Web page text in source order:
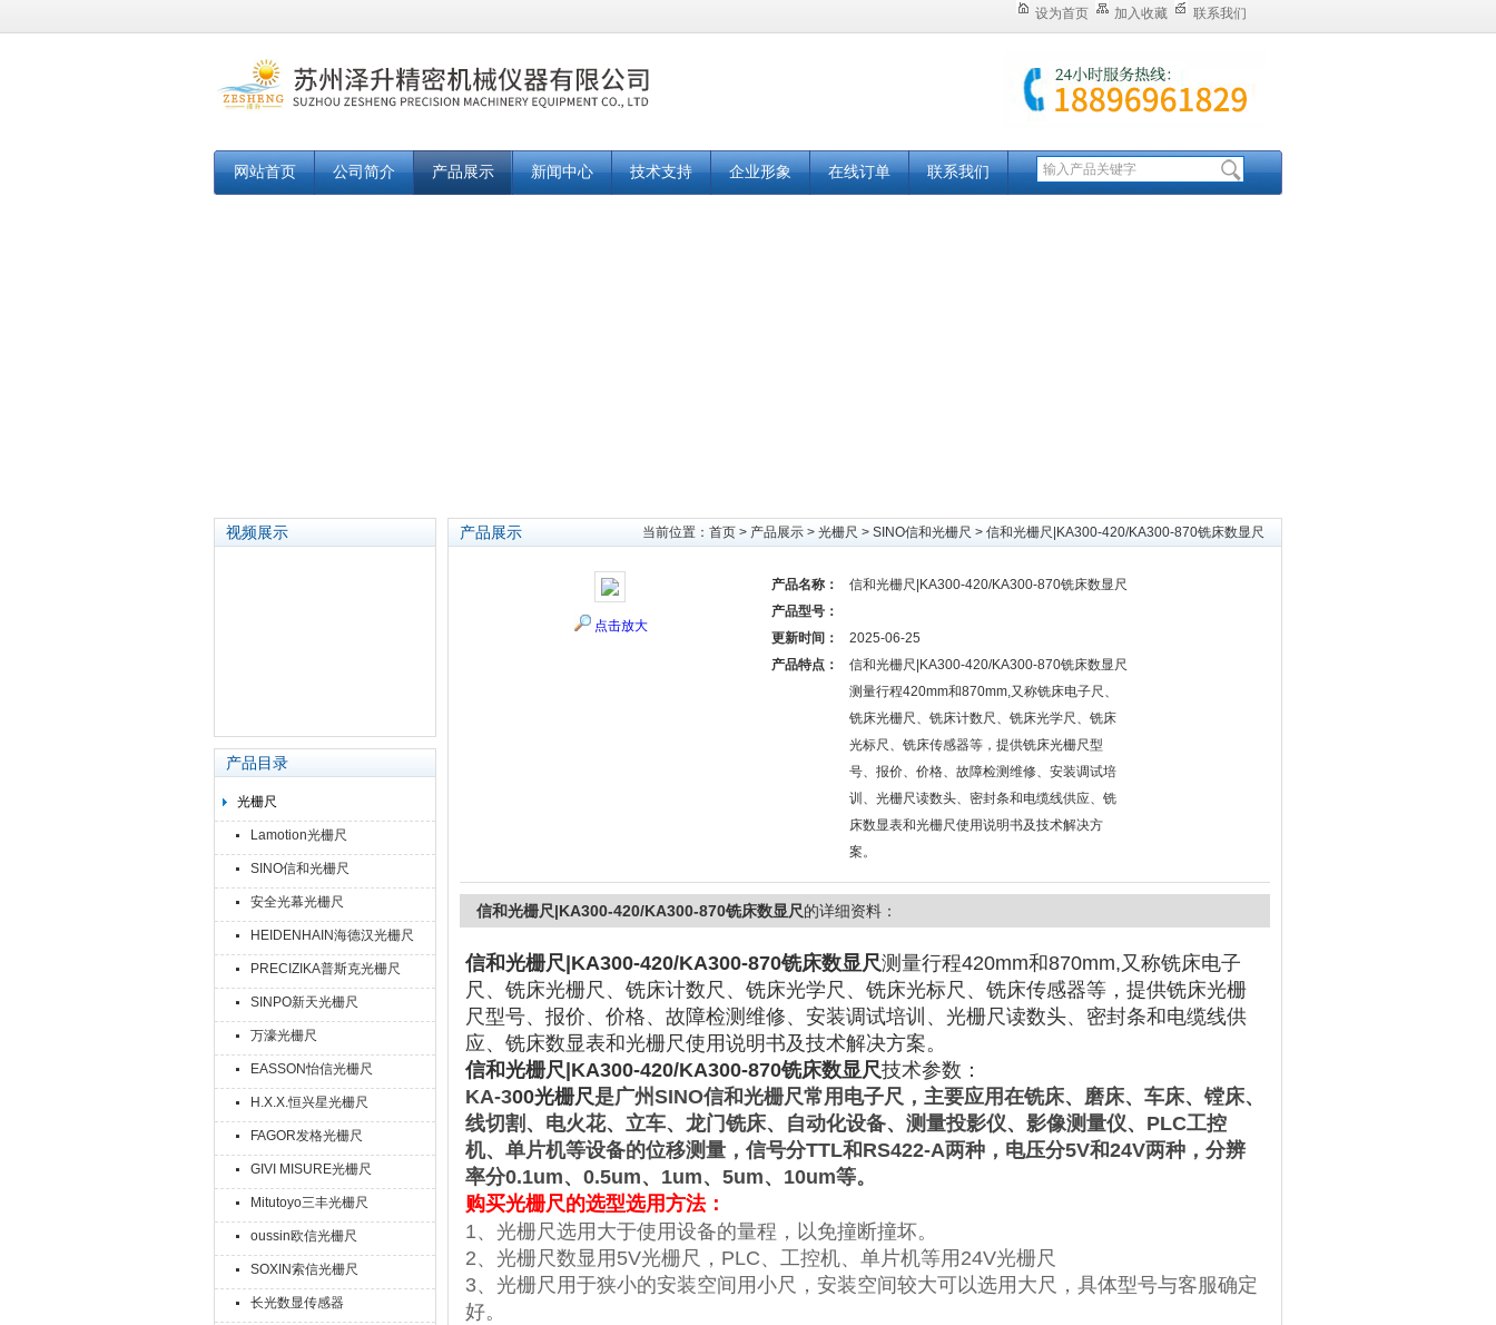
设为首页 加入收藏 联系我们
网站首页 公司简介 产品展示 新闻中心 技术支持 企业形象 在线订单 联系我们
视频展示
产品目录
光栅尺
Lamotion光栅尺
SINO信和光栅尺
安全光幕光栅尺
HEIDENHAIN海德汉光栅尺
PRECIZIKA普斯克光栅尺
SINPO新天光栅尺
万濠光栅尺
EASSON怡信光栅尺
H.X.X.恒兴星光栅尺
FAGOR发格光栅尺
GIVI MISURE光栅尺
Mitutoyo三丰光栅尺
oussin欧信光栅尺
SOXIN索信光栅尺
长光数显传感器
产品展示 当前位置： 首页 > 产品展示 > 光栅尺 > SINO信和光栅尺 > 信和光栅尺|KA300-420/KA300-870铣床数显尺
点击放大
产品名称：
信和光栅尺|KA300-420/KA300-870铣床数显尺
产品型号：
更新时间：
2025-06-25
产品特点：
信和光栅尺|KA300-420/KA300-870铣床数显尺
测量行程420mm和870mm,又称铣床电子尺、
铣床光栅尺、铣床计数尺、铣床光学尺、铣床
光标尺、铣床传感器等，提供铣床光栅尺型
号、报价、价格、故障检测维修、安装调试培
训、光栅尺读数头、密封条和电缆线供应、铣
床数显表和光栅尺使用说明书及技术解决方
案。
信和光栅尺|KA300-420/KA300-870铣床数显尺的详细资料：
信和光栅尺|KA300-420/KA300-870铣床数显尺测量行程420mm和870mm,又称铣床电子
尺、铣床光栅尺、铣床计数尺、铣床光学尺、铣床光标尺、铣床传感器等，提供铣床光栅
尺型号、报价、价格、故障检测维修、安装调试培训、光栅尺读数头、密封条和电缆线供
应、铣床数显表和光栅尺使用说明书及技术解决方案。
信和光栅尺|KA300-420/KA300-870铣床数显尺技术参数：
KA-300光栅尺是广州SINO信和光栅尺常用电子尺，主要应用在铣床、磨床、车床、镗床、
线切割、电火花、立车、龙门铣床、自动化设备、测量投影仪、影像测量仪、 PLC工控
机、单片机等设备的位移测量，信号分TTL和 RS422-A两种，电压分5V和24V两种，分辨
率分0.1um、 0.5um、 1um、 5um、 10um等。
购买光栅尺的选型选用方法：
1、 光栅尺选用大于使用设备的量程，以免撞断撞坏。
2、光栅尺数显用 5V光栅尺， PLC、工控机、单片机等用 24V光栅尺
3、光栅尺用于狭小的安装空间用小尺，安装空间较大可以选用大尺，具体型号与客服确定
好。